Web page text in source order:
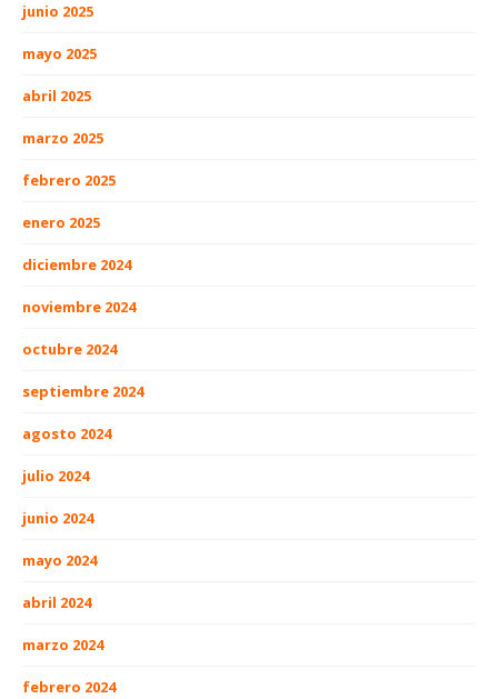
junio 2025
mayo 2025
abril 2025
marzo 2025
febrero 2025
enero 2025
diciembre 2024
noviembre 2024
octubre 2024
septiembre 2024
agosto 2024
julio 2024
junio 2024
mayo 2024
abril 2024
marzo 2024
febrero 2024